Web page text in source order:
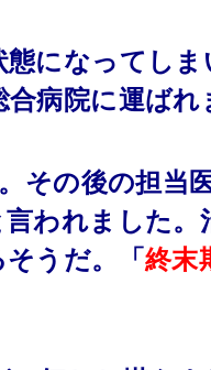
になってしま
病院に運ばれ
その後の担当
われました。
うだ。「 終末